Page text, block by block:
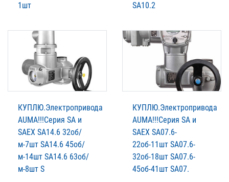
1шт
SA10.2
КУПЛЮ.Электропривода
AUMА!!!Серия SA и
SAЕХ SA14.6 32об/
м-7шт SA14.6 45об/
м-14шт SA14.6 63об/
м-8шт S
КУПЛЮ.Электропривода
AUMА!!!Серия SA и
SAЕХ SA07.6-
22об-11шт SA07.6-
32об-18шт SA07.6-
45об-41шт SA07.